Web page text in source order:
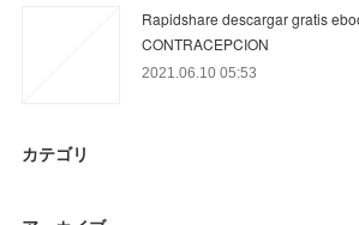
Rapidshare descargar gratis
CONTRACEPCION
2021.06.10 05:53
カテゴリ